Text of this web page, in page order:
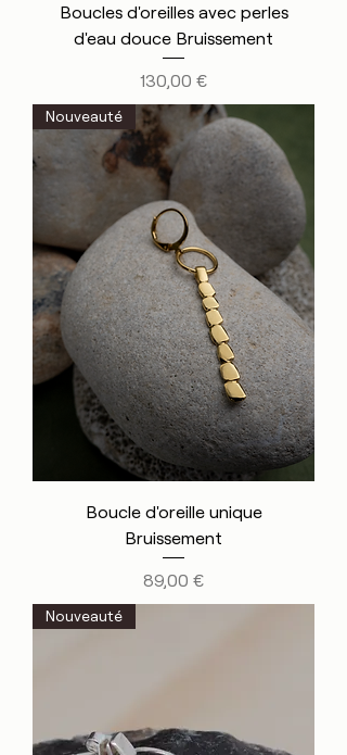
Boucles d'oreilles avec perles
d'eau douce Bruissement
Prix
130,00 €
Nouveauté
Boucle d'oreille unique
Bruissement
Prix
89,00 €
Nouveauté